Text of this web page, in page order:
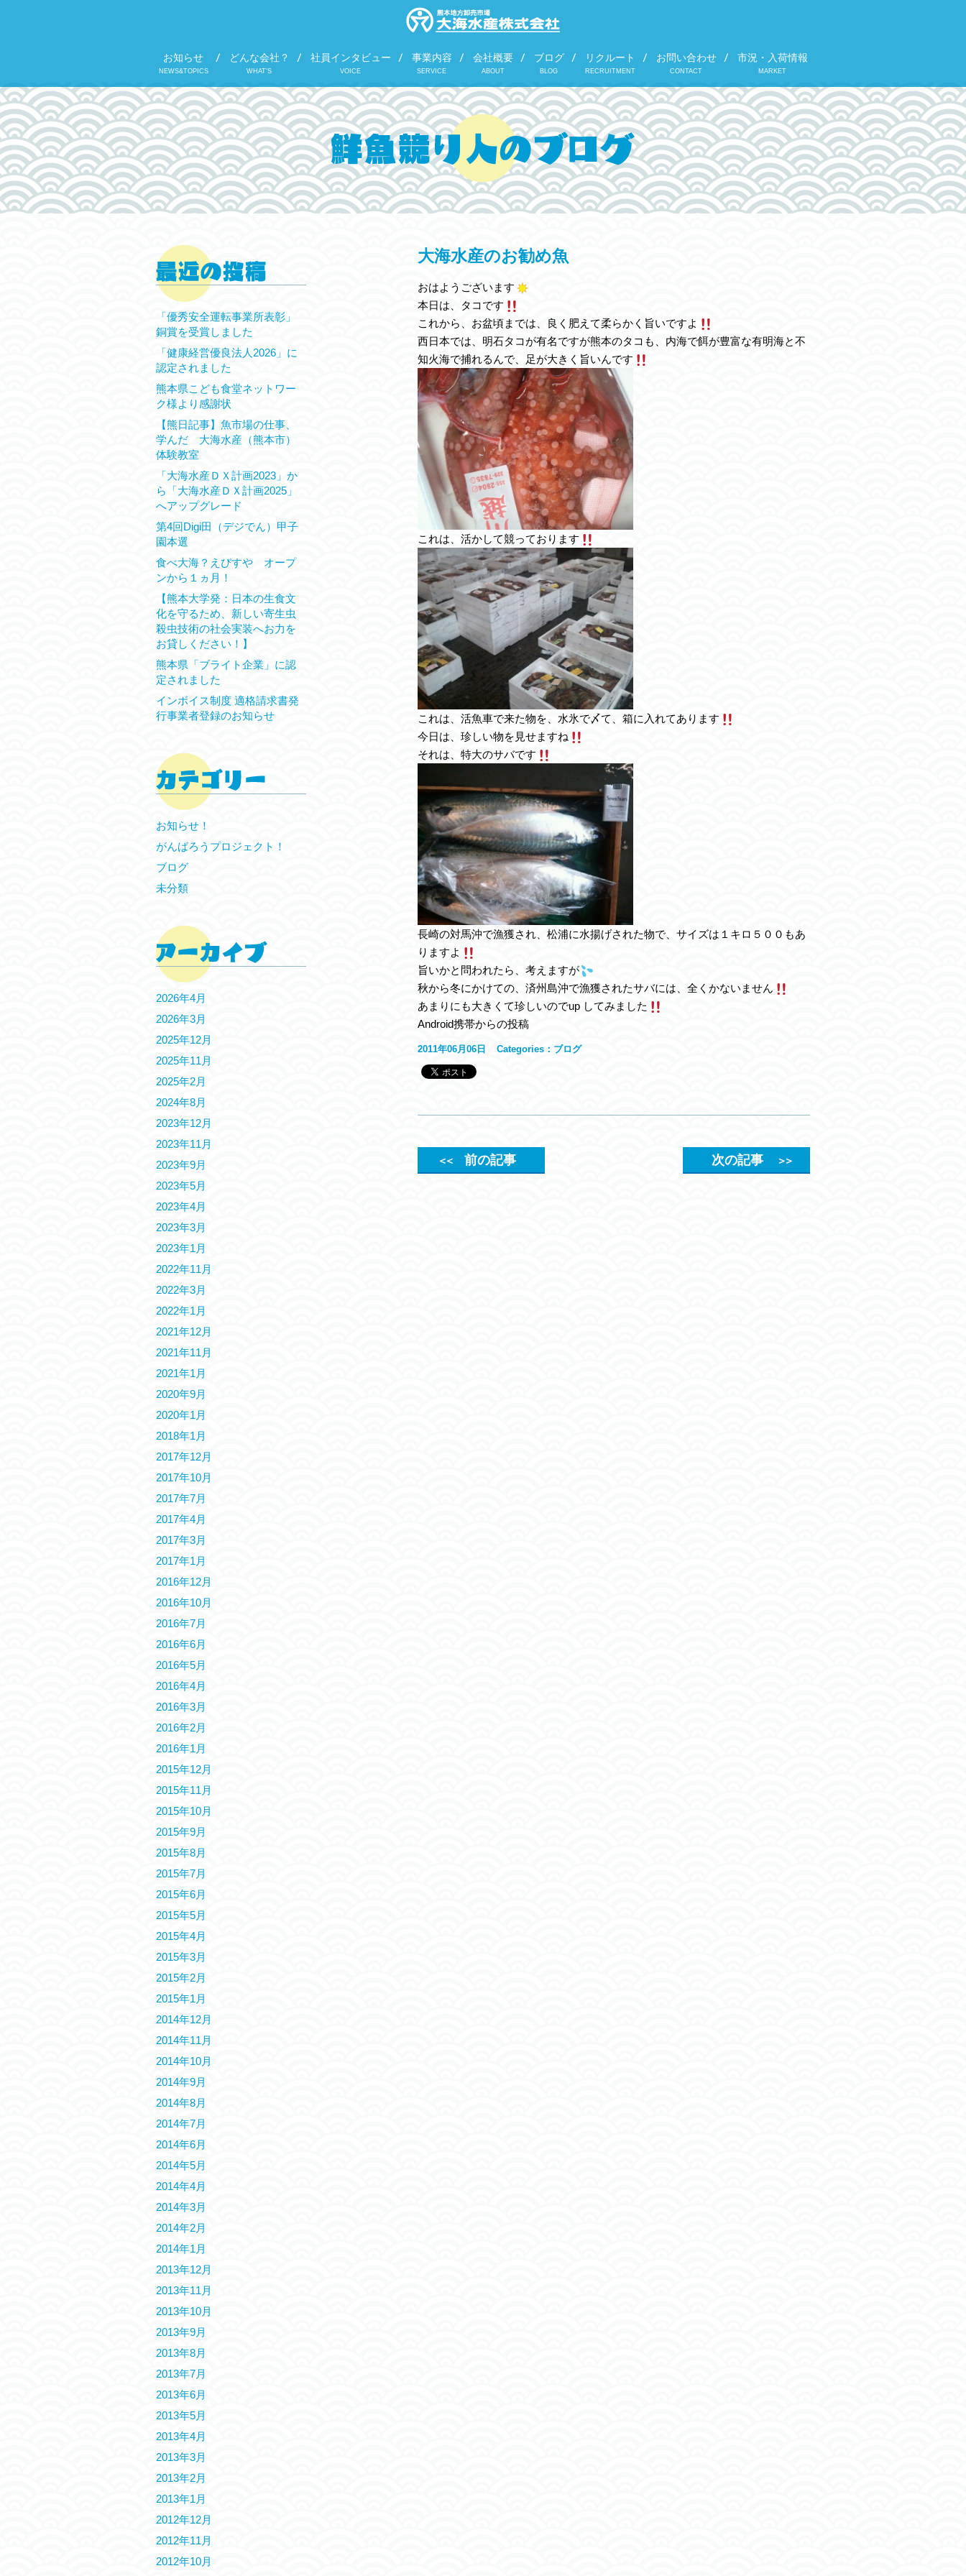
お知らせ
NEWS&TOPICS
どんな会社？
WHAT'S
社員インタビュー
VOICE
事業内容
SERVICE
会社概要
ABOUT
ブログ
BLOG
リクルート
RECRUITMENT
お問い合わせ
CONTACT
市況・入荷情報
MARKET
大海水産のお勧め魚
おはようございます
本日は、タコです
これから、お盆頃までは、良く肥えて柔らかく旨いですよ
西日本では、明石タコが有名ですが熊本のタコも、内海で餌が豊富な有明海と不
知火海で捕れるんで、足が大きく旨いんです
これは、活かして競っております
これは、活魚車で来た物を、水氷で〆て、箱に入れてあります
今日は、珍しい物を見せますね
それは、特大のサバです
長崎の対馬沖で漁獲され、松浦に水揚げされた物で、サイズは１キロ５００もあ
りますよ
旨いかと問われたら、考えますが
秋から冬にかけての、済州島沖で漁獲されたサバには、全くかないません
あまりにも大きくて珍しいのでup してみました
Android携帯からの投稿
2011年06月06日 Categories： ブログ
＜＜前の記事 次の記事 ＞＞
「優秀安全運転事業所表彰」
銅賞を受賞しました
「健康経営優良法人2026」に
認定されました
熊本県こども食堂ネットワー
ク様より感謝状
【熊日記事】魚市場の仕事、
学んだ 大海水産（熊本市）
体験教室
「大海水産ＤＸ計画2023」か
ら「大海水産ＤＸ計画2025」
へアップグレード
第4回Digi田（デジでん）甲子
園本選
食べ大海？えびすや オープ
ンから１ヵ月！
【熊本大学発：日本の生食文
化を守るため、新しい寄生虫
殺虫技術の社会実装へお力を
お貸しください！】
熊本県「ブライト企業」に認
定されました
インボイス制度 適格請求書発
行事業者登録のお知らせ
お知らせ！
がんばろうプロジェクト！
ブログ
未分類
2026年4月
2026年3月
2025年12月
2025年11月
2025年2月
2024年8月
2023年12月
2023年11月
2023年9月
2023年5月
2023年4月
2023年3月
2023年1月
2022年11月
2022年3月
2022年1月
2021年12月
2021年11月
2021年1月
2020年9月
2020年1月
2018年1月
2017年12月
2017年10月
2017年7月
2017年4月
2017年3月
2017年1月
2016年12月
2016年10月
2016年7月
2016年6月
2016年5月
2016年4月
2016年3月
2016年2月
2016年1月
2015年12月
2015年11月
2015年10月
2015年9月
2015年8月
2015年7月
2015年6月
2015年5月
2015年4月
2015年3月
2015年2月
2015年1月
2014年12月
2014年11月
2014年10月
2014年9月
2014年8月
2014年7月
2014年6月
2014年5月
2014年4月
2014年3月
2014年2月
2014年1月
2013年12月
2013年11月
2013年10月
2013年9月
2013年8月
2013年7月
2013年6月
2013年5月
2013年4月
2013年3月
2013年2月
2013年1月
2012年12月
2012年11月
2012年10月